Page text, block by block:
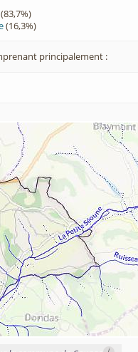
(83,7%)
(16,3%)
principalement :
i